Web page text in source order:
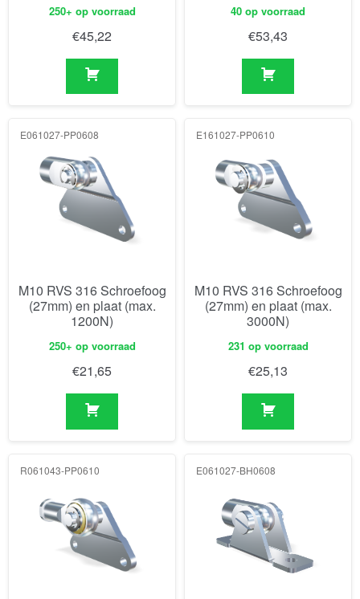
250+ op voorraad
€45,22
40 op voorraad
€53,43
E061027-PP0608
M10 RVS 316 Schroefoog
(27mm) en plaat (max.
1200N)
250+ op voorraad
€21,65
E161027-PP0610
M10 RVS 316 Schroefoog
(27mm) en plaat (max.
3000N)
231 op voorraad
€25,13
R061043-PP0610 E061027-BH0608